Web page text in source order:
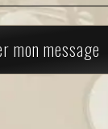
mon message